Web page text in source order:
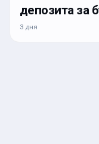
депозита за
3 дня